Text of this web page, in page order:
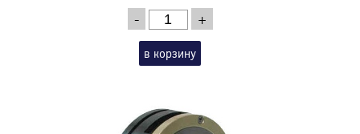
- +
в корзину